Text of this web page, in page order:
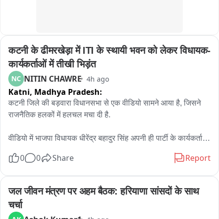
कटनी के ढीमरखेड़ा में ITI के स्थायी भवन को लेकर विधायक-
कार्यकर्ताओं में तीखी भिड़ंत
NC NITIN CHAWRE 4h ago
Katni, Madhya Pradesh:
कटनी जिले की बड़वारा विधानसभा से एक वीडियो सामने आया है, जिसने
राजनैतिक हलकों में हलचल मचा दी है.
वीडियो में भाजपा विधायक धीरेंद्र बहादुर सिंह अपनी ही पार्टी के कार्यकर्ताओं
से लंबित शासकीय आईटीआई की मांग बताई जा रही है.
बताया जाता है कि गुरुवार को भाजपा कार्यकर्ता और ग्रामीण एक जुट होकर
एसडीएम कार्यालय पहुंचे थे. उनका कहना था कि वर्ष 2016 में तत्कालीन
मुख्यमंत्री द्वारा ढीमरखेड़ा में आईटीआई खोलने की घोषणा की गई थी, लेकिन
0 0 Share Report
जल जीवन मंत्रण पर अहम बैठक: हरियाणा सांसदों के साथ
चर्चा